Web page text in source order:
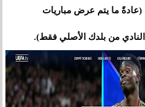
ما يتم عرض مباريات
النادي من بلدك الأصلي فقط).